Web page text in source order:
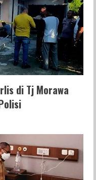
di Tj Morawa